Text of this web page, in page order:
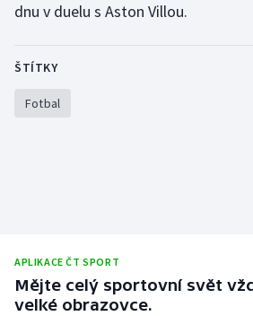
Short track
Sportovní střelba
Vodní slalom
dnu v duelu s Aston Villou.
ŠTÍTKY
Fotbal
APLIKACE ČT SPORT
Mějte celý sportovní svět
velké obrazovce.